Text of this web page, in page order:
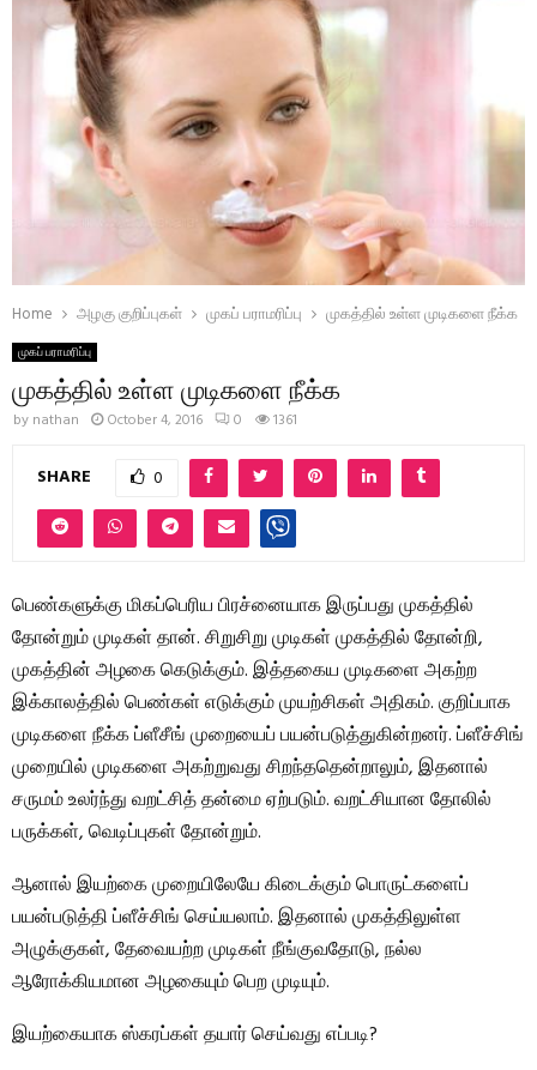
Home அழகு குறிப்புகள் முகப் பராமரிப்பு முகத்தில் உள்ள முடிகளை நீக்க
முகப் பராமரிப்பு
முகத்தில் உள்ள முடிகளை நீக்க
by nathan October 4, 2016 0 1361
SHARE 0
பெண்களுக்கு மிகப்பெரிய பிரச்னையாக இருப்பது முகத்தில்
தோன்றும் முடிகள் தான். சிறுசிறு முடிகள் முகத்தில் தோன்றி,
முகத்தின் அழகை கெடுக்கும். இத்தகைய முடிகளை அகற்ற
இக்காலத்தில் பெண்கள் எடுக்கும் முயற்சிகள் அதிகம். குறிப்பாக
முடிகளை நீக்க ப்ளீசீங் முறையைப் பயன்படுத்துகின்றனர். ப்ளீச்சிங்
முறையில் முடிகளை அகற்றுவது சிறந்ததென்றாலும், இதனால்
சருமம் உலர்ந்து வறட்சித் தன்மை ஏற்படும். வறட்சியான தோலில்
பருக்கள், வெடிப்புகள் தோன்றும்.
ஆனால் இயற்கை முறையிலேயே கிடைக்கும் பொருட்களைப்
பயன்படுத்தி ப்ளீச்சிங் செய்யலாம். இதனால் முகத்திலுள்ள
அழுக்குகள், தேவையற்ற முடிகள் நீங்குவதோடு, நல்ல
ஆரோக்கியமான அழகையும் பெற முடியும்.
இயற்கையாக ஸ்கரப்கள் தயார் செய்வது எப்படி?